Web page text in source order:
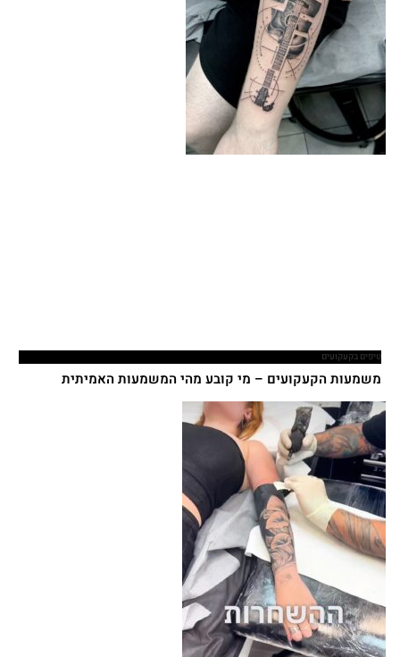
טיפים בקעקועים
משמעות הקעקועים – מי קובע מהי המשמעות האמיתית